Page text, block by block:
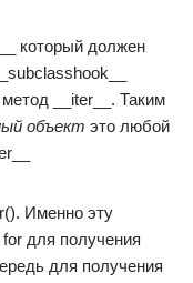
который должен
__iter__. Таким
объект это любой
Именно эту
для получения
для получения